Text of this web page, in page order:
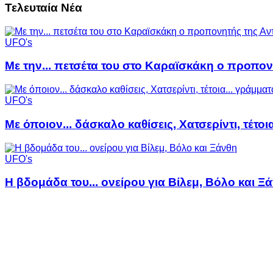
Τελευταία Νέα
UFO's
Με την... πετσέτα του στο Καραϊσκάκη ο
UFO's
Με όποιον... δάσκαλο καθίσεις, Χατσερίντι,
UFO's
Η βδομάδα του... ονείρου για Βίλεμ, Βόλο και